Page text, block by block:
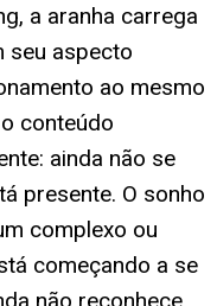
a aranha carrega
seu aspecto
ao mesmo
conteúdo
ainda não se
presente. O sonho
complexo ou
começando a se
não reconhece